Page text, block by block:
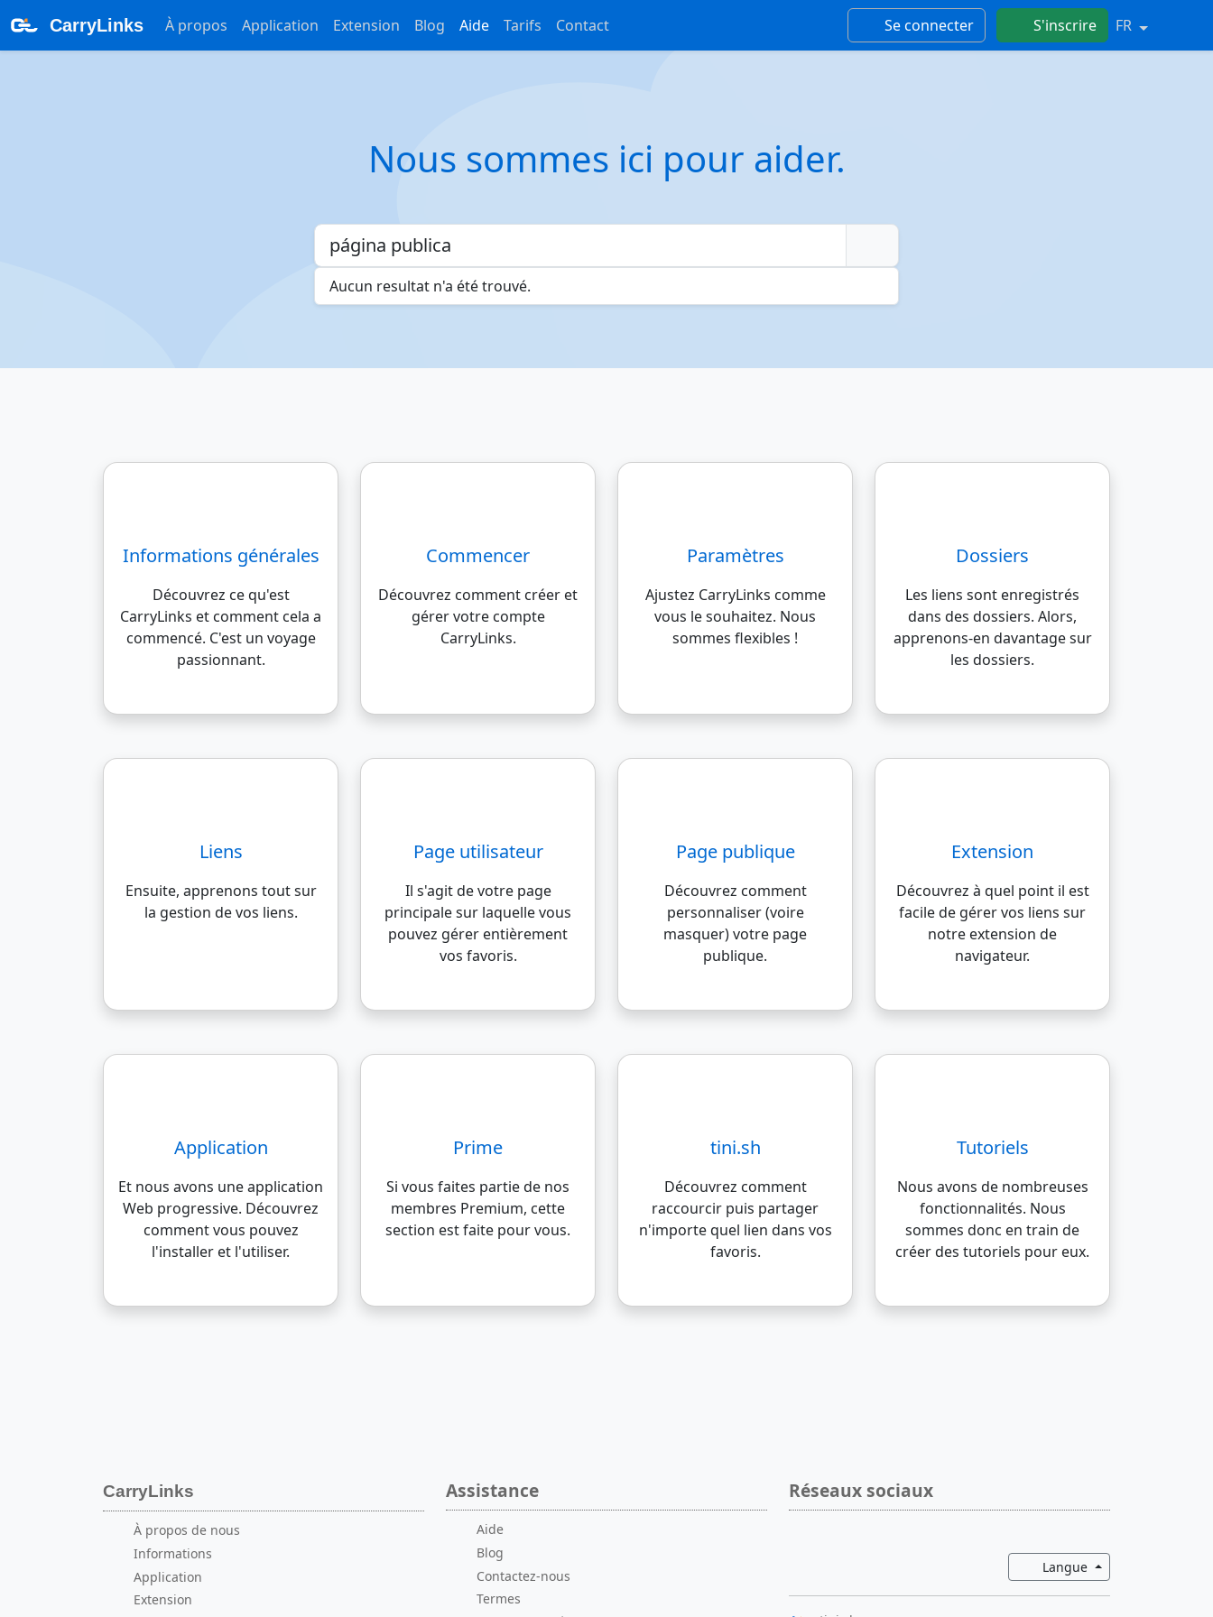
CarryLinks À propos Application Extension Blog Aide Tarifs Contact Se connecter S'inscrire FR
Nous sommes ici pour aider.
Aucun resultat n'a été trouvé.
Informations générales
Découvrez ce qu'est
CarryLinks et comment cela a
commencé. C'est un voyage
passionnant.
Commencer
Découvrez comment créer et
gérer votre compte
CarryLinks.
Paramètres
Ajustez CarryLinks comme
vous le souhaitez. Nous
sommes flexibles !
Dossiers
Les liens sont enregistrés
dans des dossiers. Alors,
apprenons-en davantage sur
les dossiers.
Liens
Ensuite, apprenons tout sur
la gestion de vos liens.
Page utilisateur
Il s'agit de votre page
principale sur laquelle vous
pouvez gérer entièrement
vos favoris.
Page publique
Découvrez comment
personnaliser (voire
masquer) votre page
publique.
Extension
Découvrez à quel point il est
facile de gérer vos liens sur
notre extension de
navigateur.
Application
Et nous avons une application
Web progressive. Découvrez
comment vous pouvez
l'installer et l'utiliser.
Prime
Si vous faites partie de nos
membres Premium, cette
section est faite pour vous.
tini.sh
Découvrez comment
raccourcir puis partager
n'importe quel lien dans vos
favoris.
Tutoriels
Nous avons de nombreuses
fonctionnalités. Nous
sommes donc en train de
créer des tutoriels pour eux.
CarryLinks
À propos de nous
Informations
Application
Extension
Assistance
Aide
Blog
Contactez-nous
Termes
Réseaux sociaux
Langue Basculer la liste